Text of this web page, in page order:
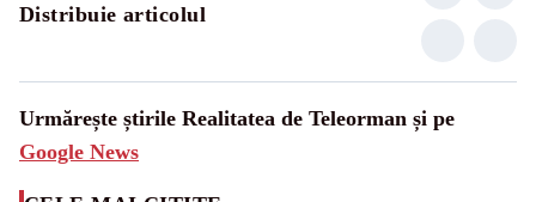
Distribuie articolul
Urmărește știrile Realitatea de Teleorman și pe
Google News